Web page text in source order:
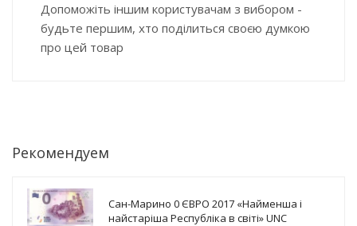
Допоможіть іншим користувачам з вибором -
будьте першим, хто поділиться своєю думкою
про цей товар
Рекомендуем
Сан-Марино 0 ЄВРО 2017 «Найменша і
найстаріша Республіка в світі» UNC